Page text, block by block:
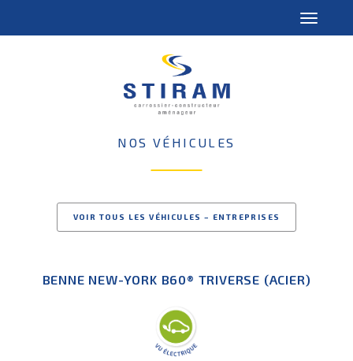
NOS VÉHICULES
VOIR TOUS LES VÉHICULES – ENTREPRISES
BENNE NEW-YORK B60® TRIVERSE (ACIER)